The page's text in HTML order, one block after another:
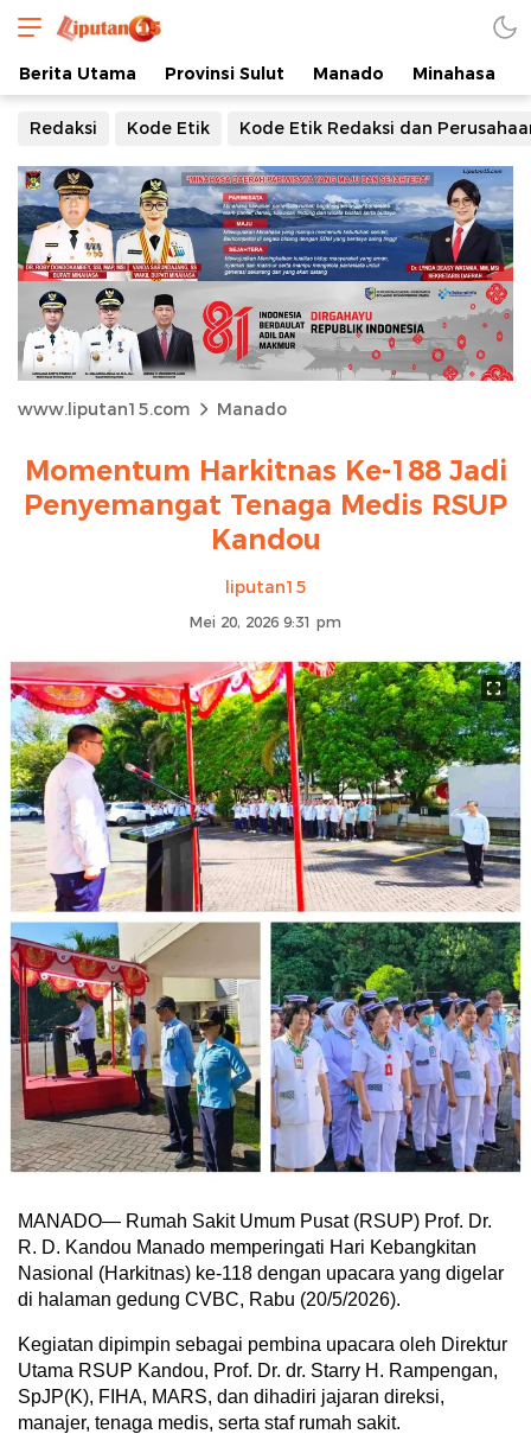
Berita Utama Provinsi Sulut Manado Minahasa
Redaksi Kode Etik Kode Etik Redaksi dan
www.liputan15.com Manado
Momentum Harkitnas Ke-188 Jadi
Penyemangat Tenaga Medis RSUP
Kandou
liputan15
Mei 20, 2026 9:31 pm
MANADO— Rumah Sakit Umum Pusat (RSUP) Prof. Dr.
R. D. Kandou Manado memperingati Hari Kebangkitan
Nasional (Harkitnas) ke-118 dengan upacara yang digelar
di halaman gedung CVBC, Rabu (20/5/2026).
Kegiatan dipimpin sebagai pembina upacara oleh Direktur
Utama RSUP Kandou, Prof. Dr. dr. Starry H. Rampengan,
SpJP(K), FIHA, MARS, dan dihadiri jajaran direksi,
manajer, tenaga medis, serta staf rumah sakit.